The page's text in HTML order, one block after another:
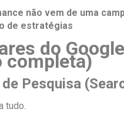
não vem de uma
de estratégias
do
completa)
de Pesquisa
tudo.